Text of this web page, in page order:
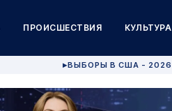
ПРОИСШЕСТВИЯ КУЛЬТУРА
▶ВЫБОРЫ В США - 2026